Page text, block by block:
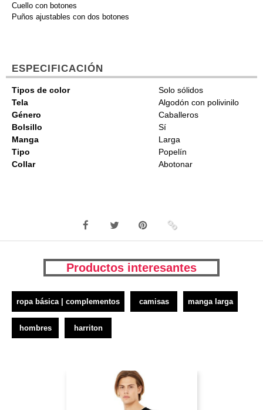
Cuello con botones
Puños ajustables con dos botones
ESPECIFICACIÓN
Tipos de color
Solo sólidos
Tela
Algodón con polivinilo
Género
Caballeros
Bolsillo
Sí
Manga
Larga
Tipo
Popelín
Collar
Abotonar
Productos interesantes
ropa básica | complementos camisas manga larga
hombres harriton